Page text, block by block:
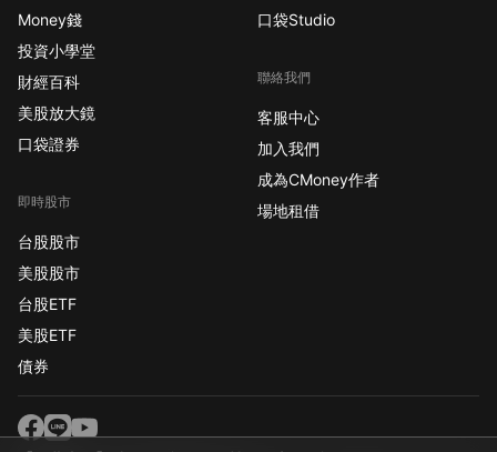
Money錢
投資小學堂
財經百科
美股放大鏡
口袋證券
即時股市
台股股市
美股股市
台股ETF
美股ETF
債券
口袋Studio
聯絡我們
客服中心
加入我們
成為CMoney作者
場地租借